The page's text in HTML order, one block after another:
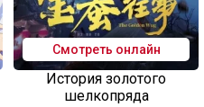
Смотреть онлайн
История золотого
шелкопряда